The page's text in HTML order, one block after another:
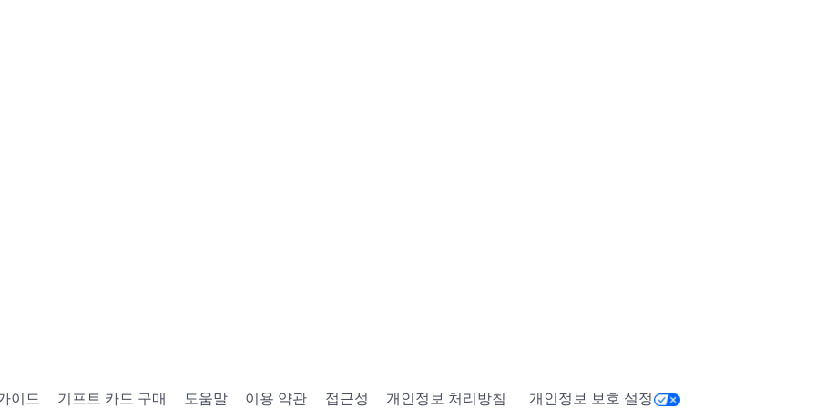
이드 기프트 카드 구매 도움말 이용 약관 접근성 개인정보 처리방침 개인정보 보호 설정